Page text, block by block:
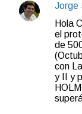
Jorge
Hola
el
de
con
y II y